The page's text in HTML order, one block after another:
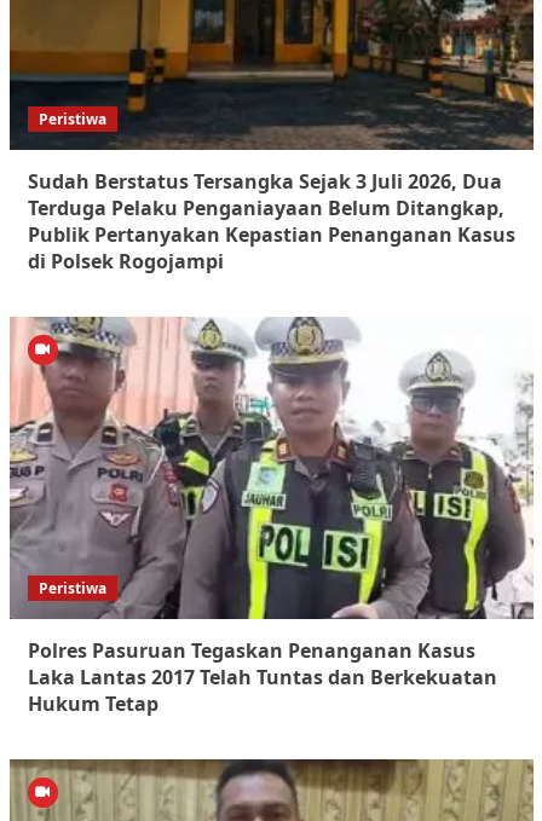
Peristiwa
Sudah Berstatus Tersangka Sejak 3 Juli 2026, Dua
Terduga Pelaku Penganiayaan Belum Ditangkap,
Publik Pertanyakan Kepastian Penanganan Kasus
di Polsek Rogojampi
Peristiwa
Polres Pasuruan Tegaskan Penanganan Kasus
Laka Lantas 2017 Telah Tuntas dan Berkekuatan
Hukum Tetap